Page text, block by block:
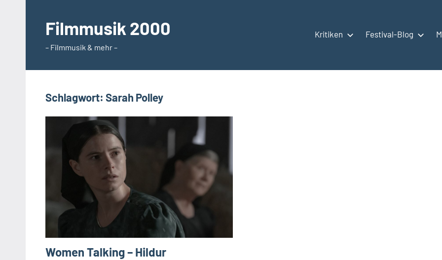
springenFilmmusik 2000
– Filmmusik & mehr –
Kritiken Festival-Blog
Schlagwort: Sarah Polley
Women Talking – Hildur